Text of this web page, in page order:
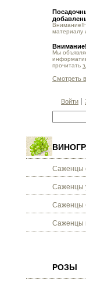
материалу
Мы
прочитать
Смотреть
Войти
Саженцы
Саженцы
Саженцы
Саженцы
РОЗЫ